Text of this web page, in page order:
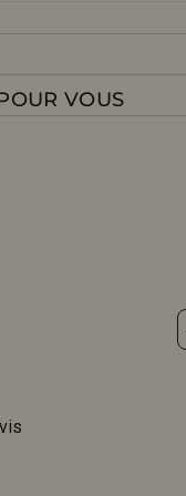
VOUS